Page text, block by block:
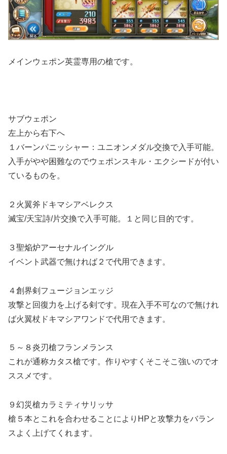
メインウェポン英霊専用の槍です。
サブウェポン
左上から右下へ
１バーンパニッシャー：ユニオンメダル交換で入手可能。
入手がやや困難なのでウェポンスキル・エクシードが付い
ているものを。
２火翼斧ドキマシアベレクス
滅宝/天宝詩/片交換で入手可能。１と同じ目的です。
３聖焔炉アーセナルイングル
イベント武器で無ければ２で代用できます。
４創界剣フュージョンエッジ
攻撃と回復力を上げる剣です。現在入手不可なので無けれ
ば火翼杖ドキマシアワンドで代用できます。
５～８炎刃槍フランメランス
これが通称カタス槍です。作りやすくそこそこ強いのでオ
ススメです。
９幻災槍カラミティサリッサ
槍５本とこれを合わせることによりHPと攻撃力をバラン
スよく上げてくれます。